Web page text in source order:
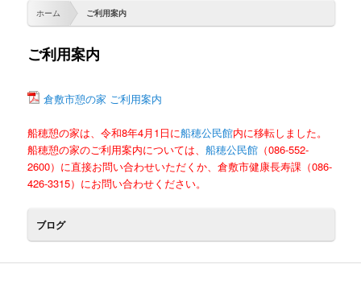
テ
ン
ツ
移
ン
ツ
へ
動
ホーム ご利用案内
ご利用案内
倉敷市憩の家 ご利用案内
船穂憩の家は、令和8年4月1日に船穂公民館内に移転しました。
船穂憩の家のご利用案内については、船穂公民館 （086-552-
2600）に直接お問い合わせいただくか、倉敷市健康長寿課（086-
426-3315）にお問い合わせください。
ブログ